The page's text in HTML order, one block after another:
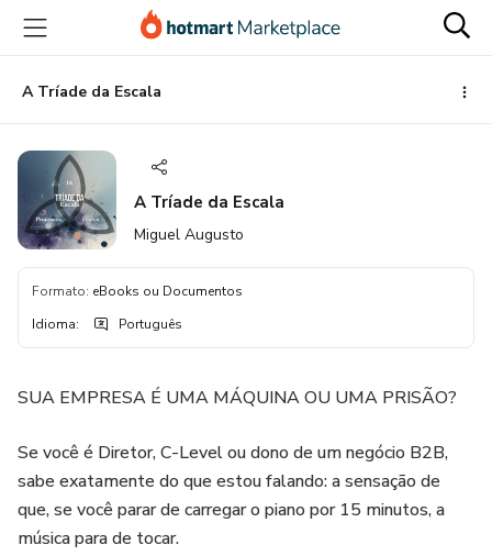
para
conteúdo
principal
para
pagamento
para
rodapé
A Tríade da Escala
A Tríade da Escala
Miguel Augusto
Formato: eBooks ou Documentos
Idioma: Português
SUA EMPRESA É UMA MÁQUINA OU UMA PRISÃO?
Se você é Diretor, C-Level ou dono de um negócio B2B,
sabe exatamente do que estou falando: a sensação de
que, se você parar de carregar o piano por 15 minutos, a
música para de tocar.